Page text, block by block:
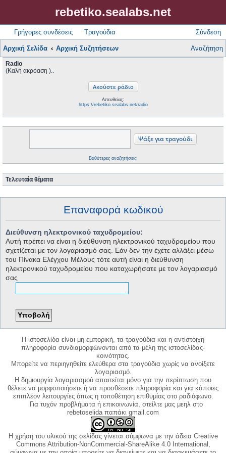
rebetiko.sealabs.net
Γρήγορες συνδέσεις Τραγούδια Σύνδεση
Αρχική Σελίδα Αρχική Συζητήσεων Αναζήτηση
Radio
(Καλή ακρόαση )..
Απευθείας:
https://rebetiko.sealabs.net/radio
Βαθύτερες αναζητήσεις;
Τελευταία θέματα
Επαναφορά κωδικού
Διεύθυνση ηλεκτρονικού ταχυδρομείου:
Αυτή πρέπει να είναι η διεύθυνση ηλεκτρονικού ταχυδρομείου που
σχετίζεται με τον λογαριασμό σας. Εάν δεν την έχετε αλλάξει μέσω
του Πίνακα Ελέγχου Μέλους τότε αυτή είναι η διεύθυνση
ηλεκτρονικού ταχυδρομείου που καταχωρήσατε με τον λογαριασμό
σας
Η ιστοσελίδα είναι μη εμπορική, τα τραγούδια και η αντίστοιχη
πληροφορία συνδιαμορφώνονται από τα μέλη της ιστοσελίδας-
κοινότητας.
Μπορείτε να περιηγηθείτε ελεύθερα στα τραγούδια χωρίς να ανοίξετε
λογαριασμό.
Η δημιουργία λογαριασμού απαιτείται μόνο για την περίπτωση που
θέλετε να μορφοποιήσετε ή να προσθέσετε πληροφορία και για κάποιες
επιπλέον λειτουργίες όπως η τοποθέτηση επιθυμίας στο ραδιόφωνο.
Για τυχόν προβλήματα ή επικοινωνία, στείλτε μας μεηλ στο
rebetoselida παπάκι gmail.com
Η χρήση του υλικού της σελίδας γίνεται σύμφωνα με την άδεια Creative
Commons Attribution-NonCommercial-ShareAlike 4.0 International,